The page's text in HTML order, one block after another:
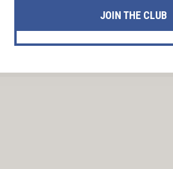
JOIN THE CLUB